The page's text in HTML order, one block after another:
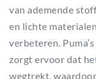
van ademende
en lichte
verbeteren.
zorgt ervoor dat
wegtrekt,